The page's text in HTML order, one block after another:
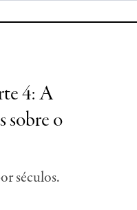
4: A
sobre o
séculos.